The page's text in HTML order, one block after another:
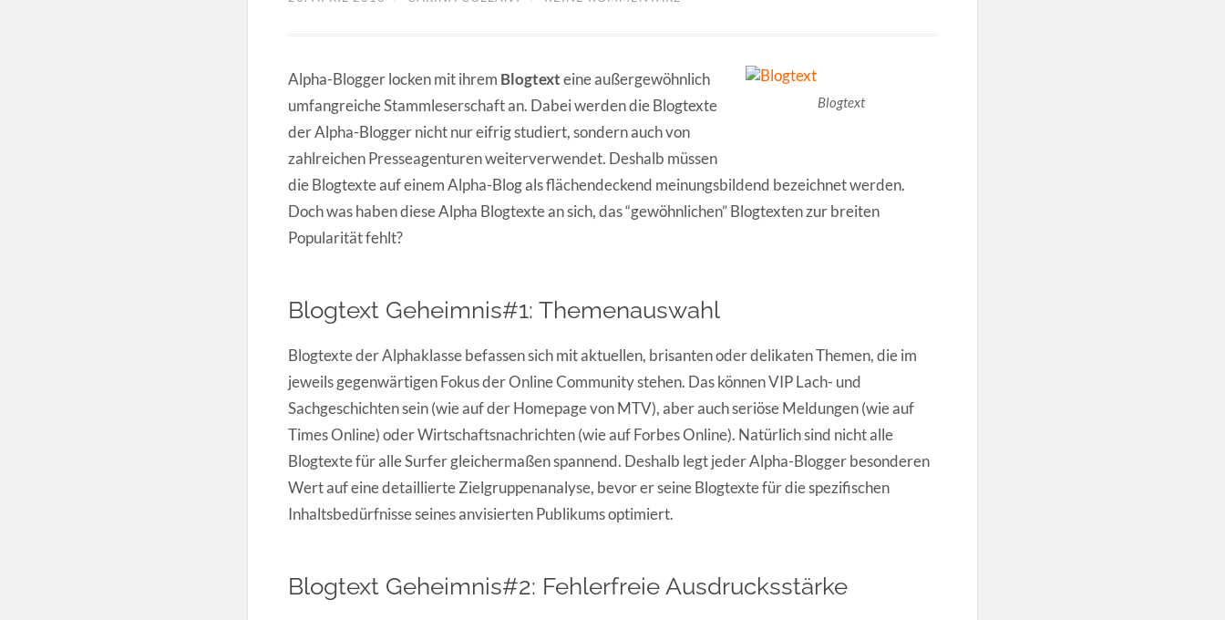
Blogtext
Alpha-Blogger locken mit ihrem Blogtexteine außergewöhnlich
umfangreiche Stammleserschaft an. Dabei werden die Blogtexte
der Alpha-Blogger nicht nur eifrig studiert, sondern auch von
zahlreichen Presseagenturen weiterverwendet. Deshalb müssen
die Blogtexte auf einem Alpha-Blog als flächendeckend meinungsbildend bezeichnet werden.
Doch was haben diese Alpha Blogtexte an sich, das “gewöhnlichen” Blogtexten zur breiten
Popularität fehlt?
Blogtext Geheimnis#1: Themenauswahl
Blogtexte der Alphaklasse befassen sich mit aktuellen, brisanten oder delikaten Themen, die im
jeweils gegenwärtigen Fokus der Online Community stehen. Das können VIP Lach- und
Sachgeschichten sein (wie auf der Homepage von MTV), aber auch seriöse Meldungen (wie auf
Times Online) oder Wirtschaftsnachrichten (wie auf Forbes Online). Natürlich sind nicht alle
Blogtexte für alle Surfer gleichermaßen spannend. Deshalb legt jeder Alpha-Blogger besonderen
Wert auf eine detaillierte Zielgruppenanalyse, bevor er seine Blogtexte für die spezifischen
Inhaltsbedürfnisse seines anvisierten Publikums optimiert.
Blogtext Geheimnis#2: Fehlerfreie Ausdrucksstärke